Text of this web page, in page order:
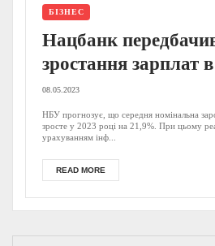
БІЗНЕС
Нацбанк
зростання зарплат
яких змін очікувати?
08.05.2023
НБУ прогнозує, що середня номінальна
зросте у 2023 році на 21,9%. При цьому
урахуванням інф...
READ MORE